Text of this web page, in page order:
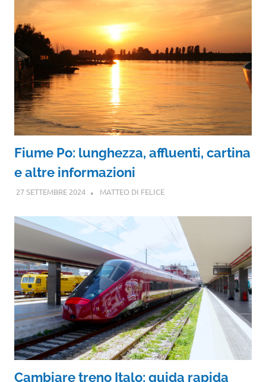
Fiume Po: lunghezza, affluenti, cartina
e altre informazioni
27 SETTEMBRE 2024 MATTEO DI FELICE
Cambiare treno Italo: guida rapida